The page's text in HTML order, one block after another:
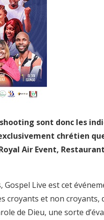
sont donc les
chrétien
Air Event,
Live est cet
croyants et non croyants,
de Dieu, une sorte